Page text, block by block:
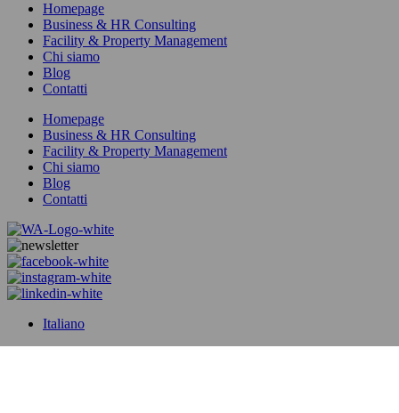
Homepage
Business & HR Consulting
Facility & Property Management
Chi siamo
Blog
Contatti
Homepage
Business & HR Consulting
Facility & Property Management
Chi siamo
Blog
Contatti
Italiano